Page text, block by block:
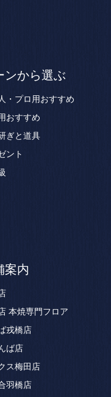
ンから選ぶ
・プロ用おすすめ
おすすめ
ぎと道具
ント
案内
本焼専門フロア
戎橋店
ば店
ス梅田店
羽橋店